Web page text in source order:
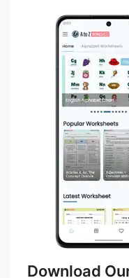
Download